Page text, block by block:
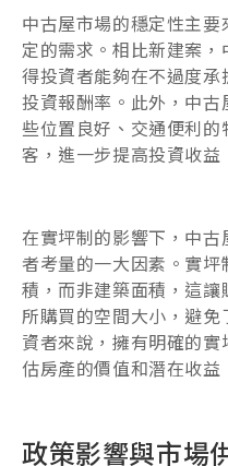
中古屋市場的穩定性主
定的需求。相比新建案
得投資者能夠在不過度
投資報酬率。此外，中
些位置良好、交通便利
客，進一步提高投資收益
在實坪制的影響下，中
者考量的一大因素。實
積，而非建築面積，這
所購買的空間大小，避
資者來說，擁有明確的
估房產的價值和潛在收益
政策影響與市場